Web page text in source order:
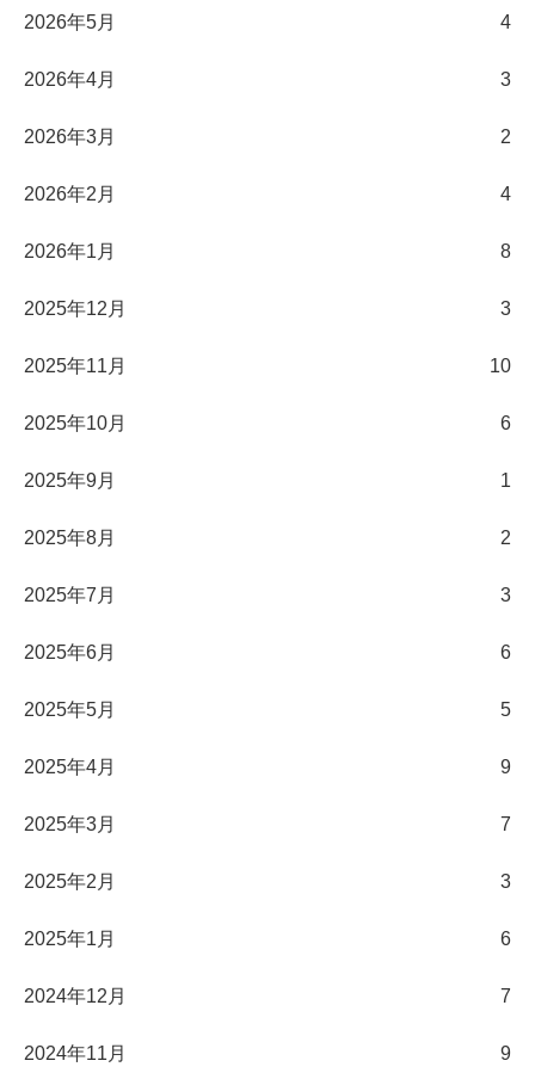
2026年5月 4
2026年4月 3
2026年3月 2
2026年2月 4
2026年1月 8
2025年12月 3
2025年11月 10
2025年10月 6
2025年9月 1
2025年8月 2
2025年7月 3
2025年6月 6
2025年5月 5
2025年4月 9
2025年3月 7
2025年2月 3
2025年1月 6
2024年12月 7
2024年11月 9